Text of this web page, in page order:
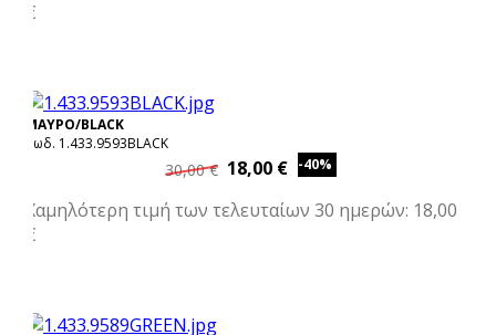
€
ΜΑΥΡΟ/BLACK
Κωδ. 1.433.9593BLACK
30,00 € 18,00 € -40%
Χαμηλότερη τιμή των τελευταίων 30 ημερών: 18,00
€